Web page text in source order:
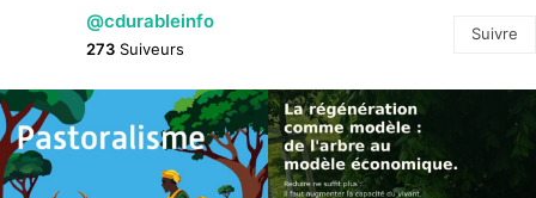
@cdurableinfo
273 Suiveurs
Suivre